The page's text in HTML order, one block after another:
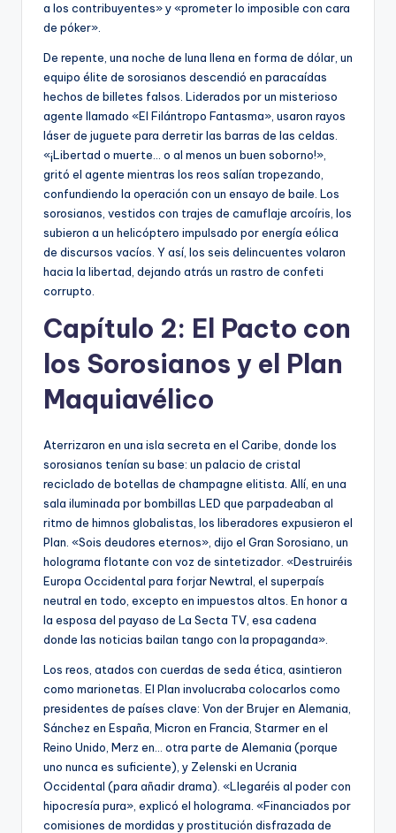
a los contribuyentes» y «prometer lo imposible con cara
de póker».
De repente, una noche de luna llena en forma de dólar, un
equipo élite de sorosianos descendió en paracaídas
hechos de billetes falsos. Liderados por un misterioso
agente llamado «El Filántropo Fantasma», usaron rayos
láser de juguete para derretir las barras de las celdas.
«¡Libertad o muerte… o al menos un buen soborno!»,
gritó el agente mientras los reos salían tropezando,
confundiendo la operación con un ensayo de baile. Los
sorosianos, vestidos con trajes de camuflaje arcoíris, los
subieron a un helicóptero impulsado por energía eólica
de discursos vacíos. Y así, los seis delincuentes volaron
hacia la libertad, dejando atrás un rastro de confeti
corrupto.
Capítulo 2: El Pacto con
los Sorosianos y el Plan
Maquiavélico
Aterrizaron en una isla secreta en el Caribe, donde los
sorosianos tenían su base: un palacio de cristal
reciclado de botellas de champagne elitista. Allí, en una
sala iluminada por bombillas LED que parpadeaban al
ritmo de himnos globalistas, los liberadores expusieron el
Plan. «Sois deudores eternos», dijo el Gran Sorosiano, un
holograma flotante con voz de sintetizador. «Destruiréis
Europa Occidental para forjar Newtral, el superpaís
neutral en todo, excepto en impuestos altos. En honor a
la esposa del payaso de La Secta TV, esa cadena
donde las noticias bailan tango con la propaganda».
Los reos, atados con cuerdas de seda ética, asintieron
como marionetas. El Plan involucraba colocarlos como
presidentes de países clave: Von der Brujer en Alemania,
Sánchez en España, Micron en Francia, Starmer en el
Reino Unido, Merz en… otra parte de Alemania (porque
uno nunca es suficiente), y Zelenski en Ucrania
Occidental (para añadir drama). «Llegaréis al poder con
hipocresía pura», explicó el holograma. «Financiados por
comisiones de mordidas y prostitución disfrazada de